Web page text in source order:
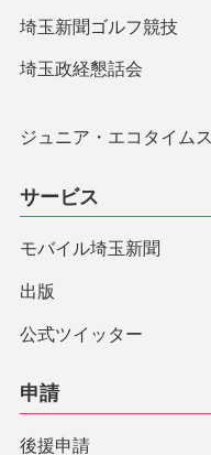
埼玉新聞ゴルフ競技
埼玉政経懇話会
ジュニア・エコタイムス
サービス
モバイル埼玉新聞
出版
公式ツイッター
申請
後援申請